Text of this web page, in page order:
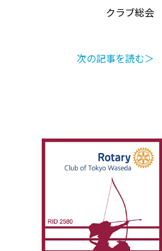
クラブ総会
次の記事を読む＞